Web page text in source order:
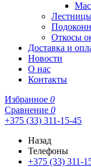
Откосы
Доставка и
Новости
О нас
Контакты
Избранное 0
Сравнение 0
+375 (33) 311-15-45
Назад
Телефоны
+375 (33) 311-